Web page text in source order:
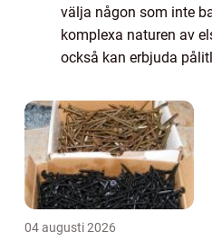
välja någon som inte
komplexa naturen av
också kan erbjuda
04 augusti 2026